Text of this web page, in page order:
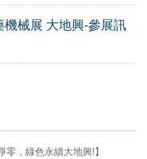
械展 大地興-參展訊
零，綠色永續大地興!】